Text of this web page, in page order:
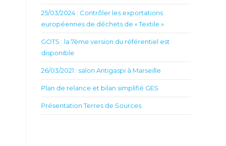
25/03/2024 : Contrôler les exportations
européennes de déchets de « Textile »
GOTS : la 7ème version du référentiel est
disponible
26/03/2021 : salon Antigaspi à Marseille
Plan de relance et bilan simplifié GES
Présentation Terres de Sources